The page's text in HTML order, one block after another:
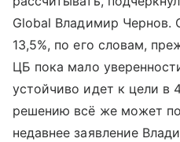
Global Владимир Чернов.
13,5%, по его словам,
ЦБ пока мало
устойчиво идет к цели в
решению всё же может
недавнее заявление